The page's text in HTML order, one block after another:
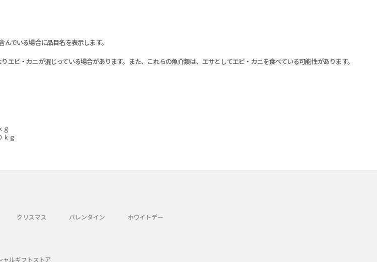
でいる場合に品目名を表示します。
ビ・カニが混じっている場合があります。また、これらの魚介類は、エサとしてエビ・カニを食べている可能性があります。
ｇ
ｋｇ
クリスマス バレンタイン ホワイトデー
ャルギフトストア